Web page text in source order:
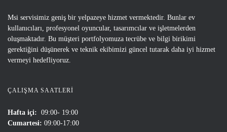
Msi servisimiz geniş bir yelpazeye hizmet vermektedir. Bunlar ev
kullanıcıları, profesyonel oyuncular, tasarımcılar ve işletmelerden
oluşmaktadır. Bu müşteri portfolyomuza tecrübe ve bilgi birikimi
gerektiğini düşünerek ve teknik ekibimizi güncel tutarak daha iyi hizmet
vermeyi hedefliyoruz.
ÇALIŞMA SAATLERI
Hafta içi: 09:00- 19:00
Cumartesi: 09:00-17:00